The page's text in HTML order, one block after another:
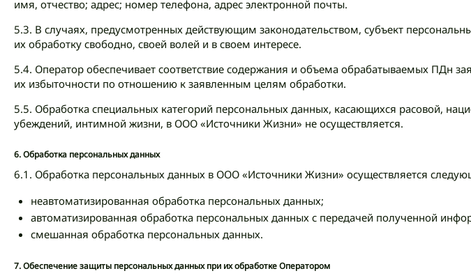
имя, отчество; адрес; номер телефона, адрес электронной почты.
5.3. В случаях, предусмотренных действующим законодательством, субъект
их обработку свободно, своей волей и в своем интересе.
5.4. Оператор обеспечивает соответствие содержания и объема обрабатываемых ПДн
их избыточности по отношению к заявленным целям обработки.
5.5. Обработка специальных категорий персональных данных, касающихся расовой,
убеждений, интимной жизни, в ООО «Источники Жизни» не осуществляется.
6.Обработка персональных данных
6.1. Обработка персональных данных в ООО «Источники Жизни» осуществляется
неавтоматизированная обработка персональных данных;
автоматизированная обработка персональных данных с передачей полученной
смешанная обработка персональных данных.
7.Обеспечение защиты персональных данных при их обработке Оператором